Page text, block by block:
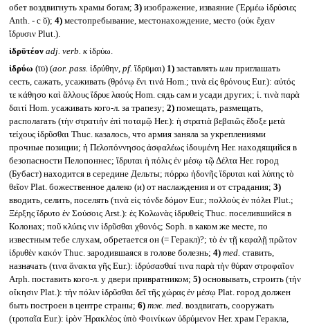
обет воздвигнуть храмы богам; 3)изображение, изваяние (Ἑρμέω ἱδρύσιες
Anth. - с ῠ); 4)местопребывание, местонахождение, место (οὐκ ἔχειν
ἵδρυσιν Plut.).
ἱδρῡτέον adj. verb. кἱδρύω.
ἱδρύω (ῑῡ) (aor. pass. ἱδρύθην, pf. ἵδρῡμαι) 1)заставлять или приглашать
сесть, сажать, усаживать (θρόνῳ ἔνι τινά Hom.; τινὰ εἰς θρόνους Eur.): αὐτός
τε κάθησο καὶ ἄλλους ἵδρυε λαούς Hom. сядь сам и усади других; ἱ. τινὰ παρὰ
δαιτί Hom. усаживать кого-л. за трапезу; 2)помещать, размещать,
располагать (τὴν στρατιὴν ἐπὶ ποταμῷ Her.): ἡ στρατιὰ βεβαιῶς ἔδοξε μετὰ
τείχους ἱδρῦσθαι Thuc. казалось, что армия заняла за укреплениями
прочные позиции; ἡ Πελοπόννησος ἀσφαλέως ἱδουμένη Her. находящийся в
безопасности Пелопоннес; ἵδρυται ἡ πόλις ἐν μέσῳ τῷ Δέλτα Her. город
(Бубаст) находится в середине Дельты; πόρρω ἡδονῆς ἵδρυται καὶ λύπης τὸ
θεῖον Plat. божественное далеко (и) от наслаждения и от страдания; 3)
вводить, селить, поселять (τινὰ εἰς τόνδε δόμον Eur.; πολλοὺς ἐν πόλει Plut.;
Ξέρξης ἵδρυτο ἐν Σούσοις Arst.): ἐς Κολωνὰς ἱδρυθείς Thuc. поселившийся в
Колонах; ποῦ κλύεις νιν ἱδρῦσθαι χθονός; Soph. в каком же месте, по
известным тебе слухам, обретается он (= Геракл)?; τὸ ἐν τῇ κεφαλῇ πρῶτον
ἱδρυθὲν κακόν Thuc. зародившаяся в голове болезнь; 4) med. ставить,
назначать (τινα ἄνακτα γῆς Eur.): ἱδρύσασθαί τινα παρὰ τὴν θύραν στροφαῖον
Arph. поставить кого-л. у двери привратником; 5)основывать, строить (τὴν
οἴκησιν Plat.): τὴν πόλιν ἱδρῦσθαι δεῖ τῆς χώρας ἐν μέσῳ Plat. город должен
быть построен в центре страны; 6) тж. med. воздвигать, сооружать
(τροπαῖα Eur.): ἱρὸν Ἡρακλέος ὑπὸ Φοινίκων ὑδρύμενον Her. храм Геракла,